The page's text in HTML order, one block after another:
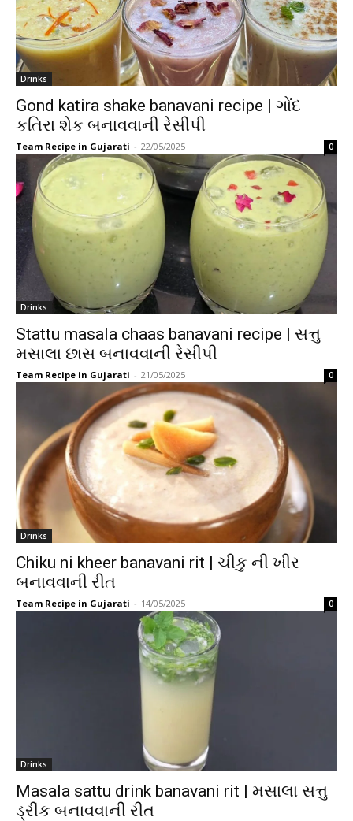
Drinks
Gond katira shake banavani recipe | ગોંદ
કતિરા શેક બનાવવાની રેસીપી
Team Recipe in Gujarati - 22/05/2025 0
Drinks
Stattu masala chaas banavani recipe | સત્તુ
મસાલા છાસ બનાવવાની રેસીપી
Team Recipe in Gujarati - 21/05/2025 0
Drinks
Chiku ni kheer banavani rit | ચીકુ ની ખીર
બનાવવાની રીત
Team Recipe in Gujarati - 14/05/2025 0
Drinks
Masala sattu drink banavani rit | મસાલા સત્તુ
ડ્રીંક બનાવવાની રીત